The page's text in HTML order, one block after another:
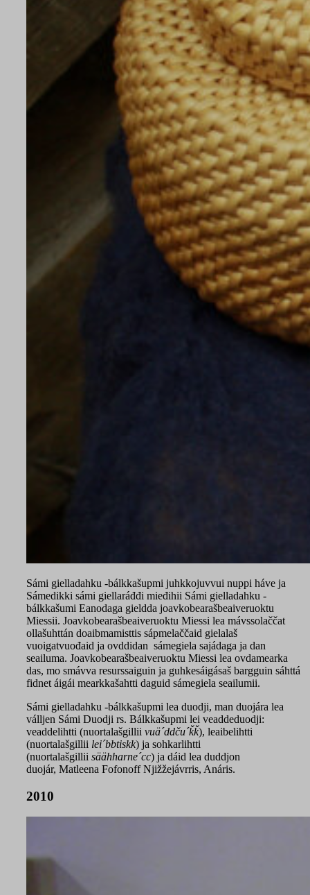
Sámi gielladahku -bálkkašupmi juhkkojuvvui nuppi háve ja
Sámedikki sámi giellaráđđi mieđihii Sámi gielladahku -
bálkkašumi Eanodaga gieldda joavkobearašbeaiveruoktu
Miessii. Joavkobearašbeaiveruoktu Miessi lea mávssolaččat
ollašuhttán doaibmamisttis sápmelaččaid gielalaš
vuoigatvuođaid ja ovddidan sámegiela sajádaga ja dan
seailuma. Joavkobearašbeaiveruoktu Miessi lea ovdamearka
das, mo smávva resurssaiguin ja guhkesáigásaš bargguin sáhttá
fidnet áigái mearkkašahtti daguid sámegiela seailumii.
Sámi gielladahku -bálkkašupmi lea duodji, man duojára lea
válljen Sámi Duodji rs. Bálkkašupmi lei veaddeduodji:
veaddelihtti (nuortalašgillii vuä´ddču´ǩǩ), leaibelihtti
(nuortalašgillii lei´bbtiskk) ja sohkarlihtti
(nuortalašgillii säähharne´cc) ja dáid lea duddjon
duojár, Matleena Fofonoff Njižžejávrris, Anáris.
2010